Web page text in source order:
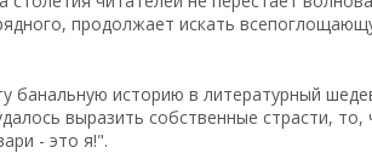
продолжает искать
банальную историю в литературный
выразить собственные страсти, то,
- это я!".